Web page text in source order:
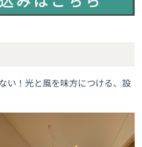
い！光と風を味方につける、設